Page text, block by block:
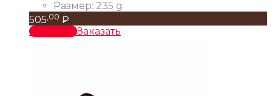
Размер: 235 g
505 ,00 ₽
В корзинуЗаказать